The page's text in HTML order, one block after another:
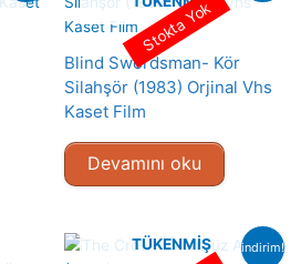
Blind Swordsman- Kör
Silahşör (1983) Orjinal Vhs
Kaset Film
Devamını oku
Stokta Yok
indirim!
TÜKENMIŞ